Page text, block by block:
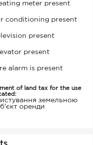
meter present
conditioning present
present
present
alarm is present
of land tax for the use
земельною
оренди